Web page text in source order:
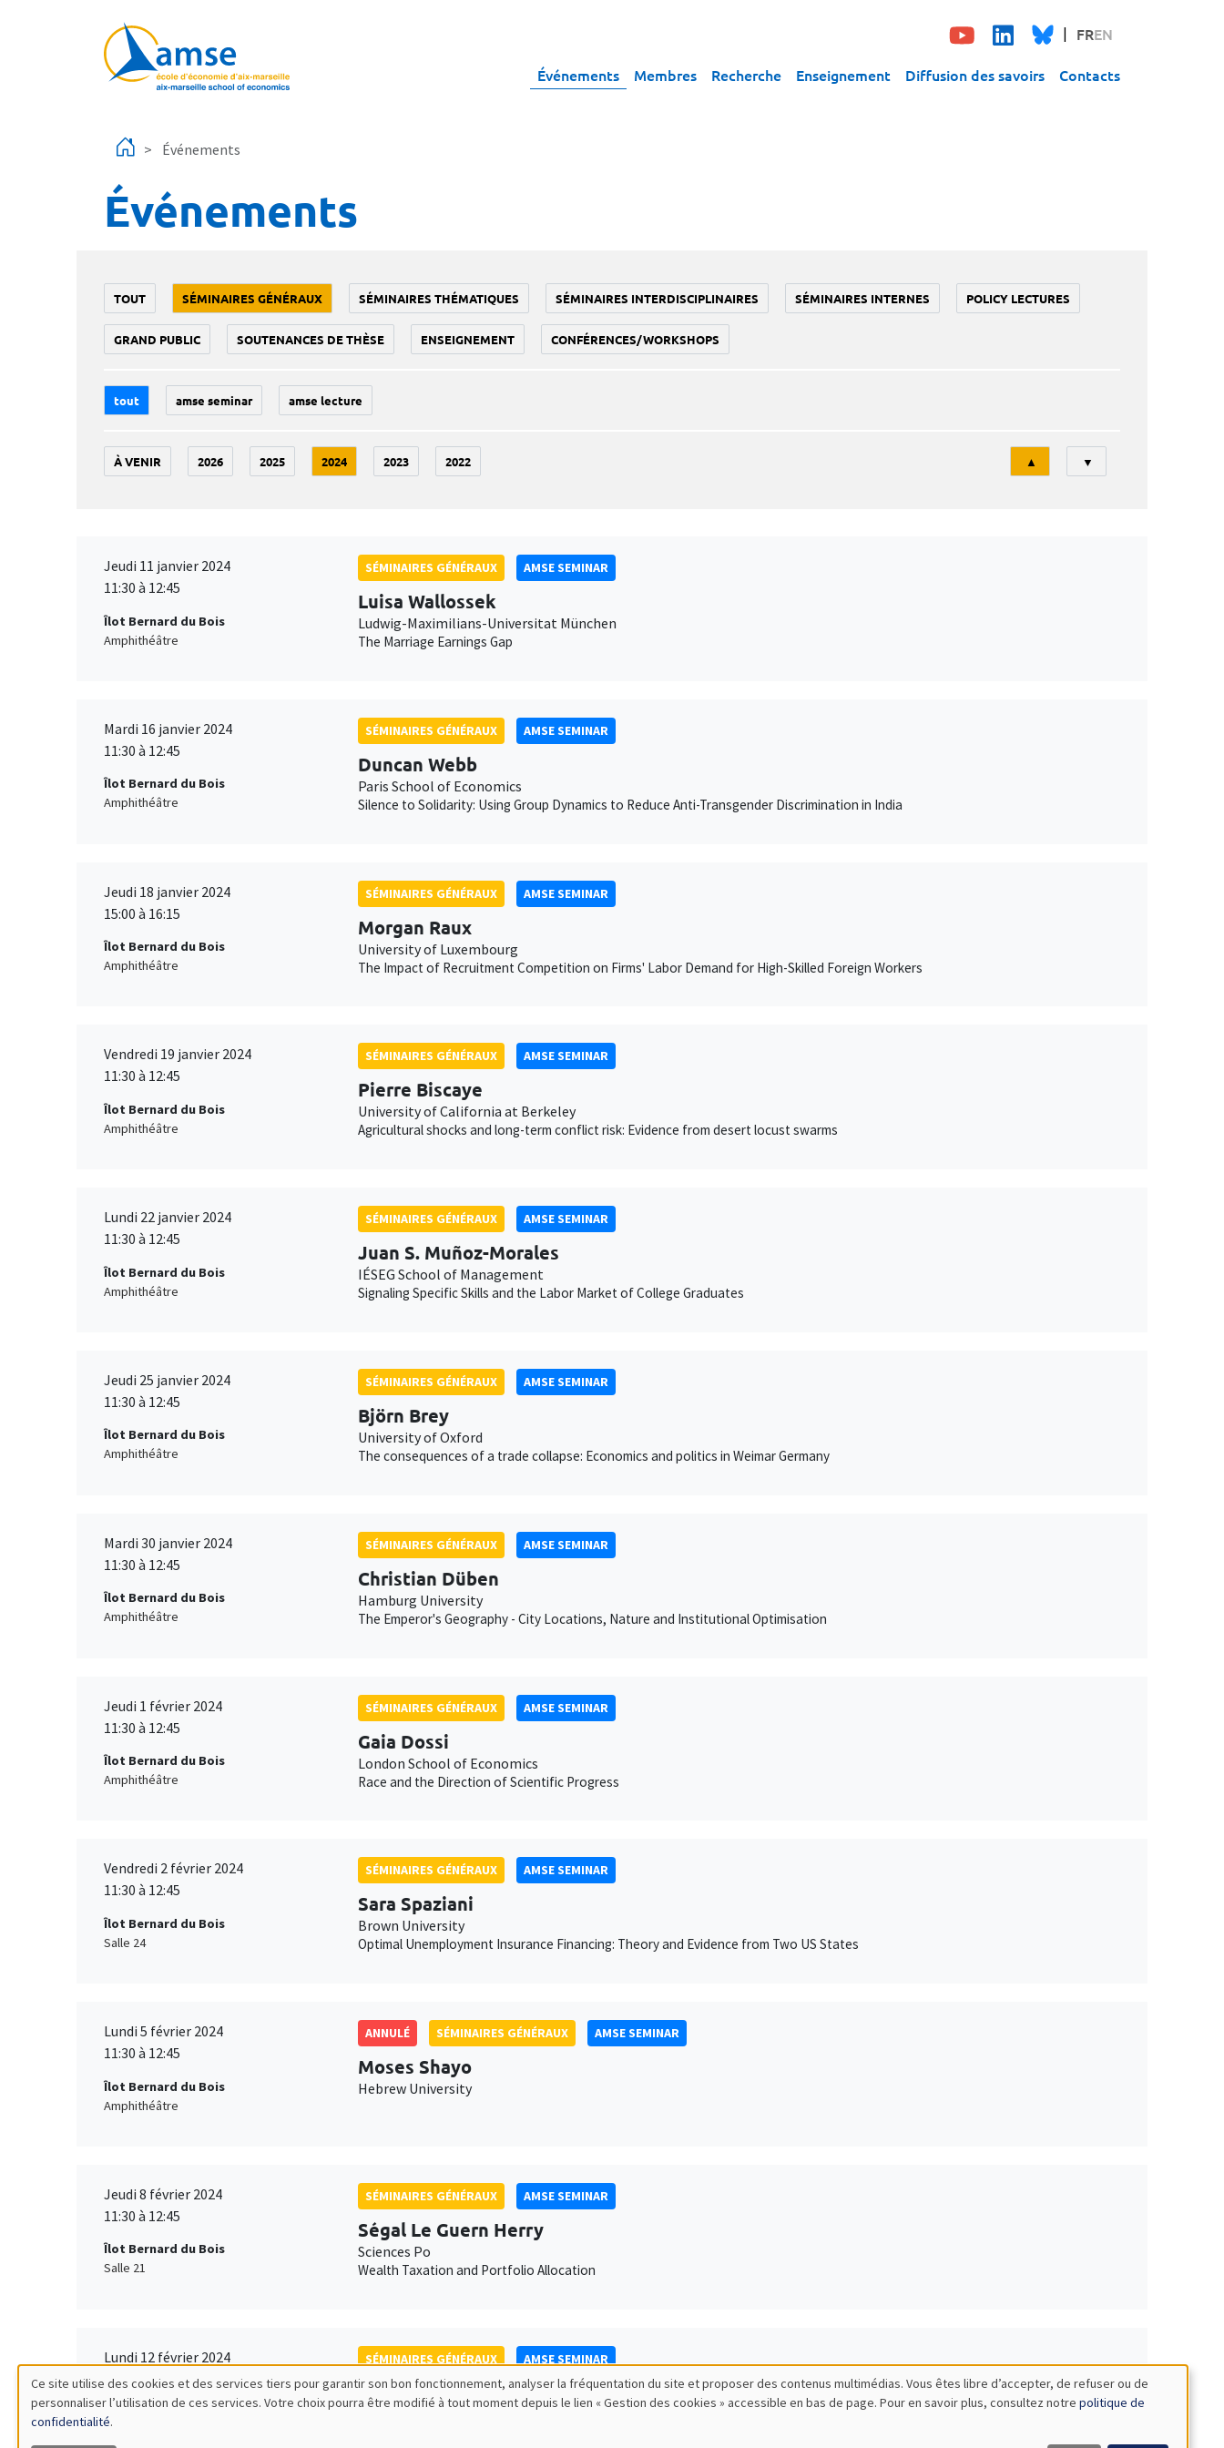
FREN
Événements Membres Recherche Enseignement Diffusion des savoirs Contacts
Événements
Événements
TOUT SÉMINAIRES GÉNÉRAUX SÉMINAIRES THÉMATIQUES SÉMINAIRES INTERDISCIPLINAIRES SÉMINAIRES INTERNES POLICY LECTURES
GRAND PUBLIC SOUTENANCES DE THÈSE ENSEIGNEMENT CONFÉRENCES/WORKSHOPS
tout amse seminar amse lecture
À VENIR 2026 2025 2024 2023 2022
Tri
▲ ▼
Jeudi 11 janvier 2024
11:30 à 12:45
Îlot Bernard du Bois
Amphithéâtre
SÉMINAIRES GÉNÉRAUX AMSE SEMINAR
Luisa Wallossek
Ludwig-Maximilians-Universitat München
The Marriage Earnings Gap
Mardi 16 janvier 2024
11:30 à 12:45
Îlot Bernard du Bois
Amphithéâtre
SÉMINAIRES GÉNÉRAUX AMSE SEMINAR
Duncan Webb
Paris School of Economics
Silence to Solidarity: Using Group Dynamics to Reduce Anti-Transgender Discrimination in India
Jeudi 18 janvier 2024
15:00 à 16:15
Îlot Bernard du Bois
Amphithéâtre
SÉMINAIRES GÉNÉRAUX AMSE SEMINAR
Morgan Raux
University of Luxembourg
The Impact of Recruitment Competition on Firms' Labor Demand for High-Skilled Foreign Workers
Vendredi 19 janvier 2024
11:30 à 12:45
Îlot Bernard du Bois
Amphithéâtre
SÉMINAIRES GÉNÉRAUX AMSE SEMINAR
Pierre Biscaye
University of California at Berkeley
Agricultural shocks and long-term conflict risk: Evidence from desert locust swarms
Lundi 22 janvier 2024
11:30 à 12:45
Îlot Bernard du Bois
Amphithéâtre
SÉMINAIRES GÉNÉRAUX AMSE SEMINAR
Juan S. Muñoz-Morales
IÉSEG School of Management
Signaling Specific Skills and the Labor Market of College Graduates
Jeudi 25 janvier 2024
11:30 à 12:45
Îlot Bernard du Bois
Amphithéâtre
SÉMINAIRES GÉNÉRAUX AMSE SEMINAR
Björn Brey
University of Oxford
The consequences of a trade collapse: Economics and politics in Weimar Germany
Mardi 30 janvier 2024
11:30 à 12:45
Îlot Bernard du Bois
Amphithéâtre
SÉMINAIRES GÉNÉRAUX AMSE SEMINAR
Christian Düben
Hamburg University
The Emperor's Geography - City Locations, Nature and Institutional Optimisation
Jeudi 1 février 2024
11:30 à 12:45
Îlot Bernard du Bois
Amphithéâtre
SÉMINAIRES GÉNÉRAUX AMSE SEMINAR
Gaia Dossi
London School of Economics
Race and the Direction of Scientific Progress
Vendredi 2 février 2024
11:30 à 12:45
Îlot Bernard du Bois
Salle 24
SÉMINAIRES GÉNÉRAUX AMSE SEMINAR
Sara Spaziani
Brown University
Optimal Unemployment Insurance Financing: Theory and Evidence from Two US States
Lundi 5 février 2024
11:30 à 12:45
Îlot Bernard du Bois
Amphithéâtre
ANNULÉ SÉMINAIRES GÉNÉRAUX AMSE SEMINAR
Moses Shayo
Hebrew University
Jeudi 8 février 2024
11:30 à 12:45
Îlot Bernard du Bois
Salle 21
SÉMINAIRES GÉNÉRAUX AMSE SEMINAR
Ségal Le Guern Herry
Sciences Po
Wealth Taxation and Portfolio Allocation
Lundi 12 février 2024
11:30 à 12:45
Îlot Bernard du Bois
Amphithéâtre
SÉMINAIRES GÉNÉRAUX AMSE SEMINAR
Isabelle Méjean
Utilisation
Ce site utilise des cookies et des services tiers pour garantir son bon fonctionnement, analyser la fréquentation du site et proposer des contenus multimédias. Vous êtes libre d’accepter, de refuser ou de
personnaliser l’utilisation de ces services. Votre choix pourra être modifié à tout moment depuis le lien « Gestion des cookies » accessible en bas de page. Pour en savoir plus, consultez notre politique de
confidentialité.